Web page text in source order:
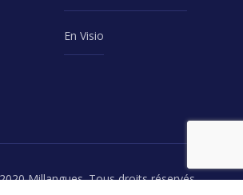
En Visio
Millangues. Tous droits réservés